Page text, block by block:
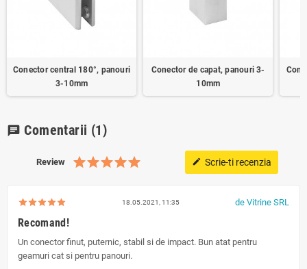
Conector central 180°, panouri
3-10mm
Conector de capat, panouri 3-
10mm
chat Comentarii (1)
Review edit Scrie-ti recenzia
18.05.2021, 11:35 de Vitrine SRL
Recomand!
Un conector finut, puternic, stabil si de impact. Bun atat pentru
geamuri cat si pentru panouri.